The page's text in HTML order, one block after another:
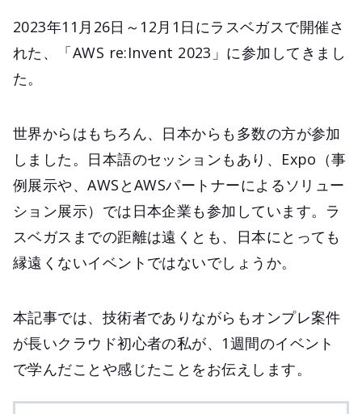
2023年11月26日～12月1日にラスベガスで開催さ
れた、「AWS re:Invent 2023」に参加してきまし
た。
世界からはもちろん、日本からも多数の方が参加
しました。日本語のセッションもあり、Expo（事
例展示や、AWSとAWSパートナーによるソリュー
ション展示）では日本企業も参加しています。ラ
スベガスまでの距離は遠くとも、日本にとっても
縁遠くないイベントではないでしょうか。
本記事では、技術者でありながらもオンプレ案件
が長いクラウド初心者の私が、1週間のイベント
で学んだことや感じたことをお伝えします。